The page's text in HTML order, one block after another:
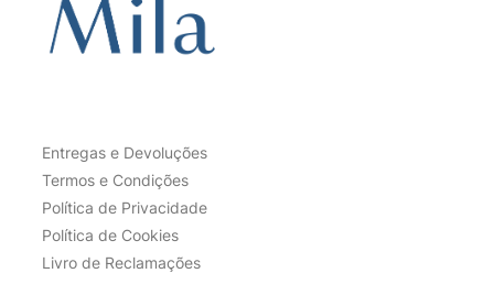
Entregas e Devoluções
Termos e Condições
Política de Privacidade
Política de Cookies
Livro de Reclamações